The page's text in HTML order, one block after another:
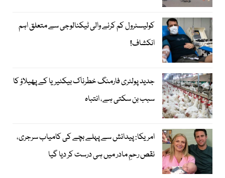
کولیسٹرول کم کرنے والی ٹیکنالوجی سے متعلق اہم
انکشاف!
جدید پولٹری فارمنگ خطرناک بیکٹیریا کے پھیلاؤ کا
سبب بن سکتی ہے، انتباہ
امریکا: پیدائش سے پہلے بچے کی کامیاب سرجری،
نقص رحمِ مادر میں ہی درست کر دیا گیا